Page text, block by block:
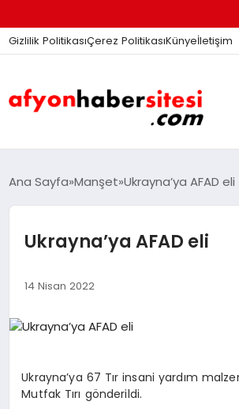
Gizlilik PolitikasıÇerez PolitikasıKünyeİletişim
ANASAYFA
GÜNDEM
Ana Sayfa Manşet Ukrayna’ya AFAD eli
Ukrayna’ya AFAD eli
14 Nisan 2022
Ukrayna’ya 67 Tır insani yardım
Mutfak Tırı gönderildi.